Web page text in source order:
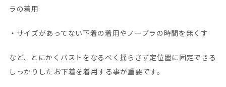
ラの着用
・サイズがあってない下着の着用やノーブラの時間を無くす
など、とにかくバストをなるべく揺らさず定位置に固定できる
しっかりしたお下着を着用する事が重要です。